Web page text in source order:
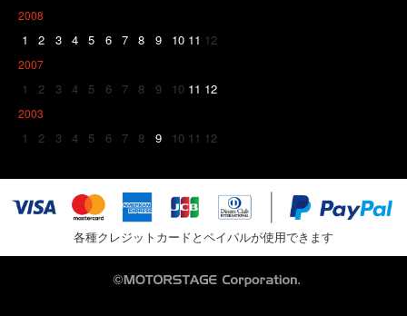
2008
1 2 3 4 5 6 7 8 9 10 11 12
2007
1 2 3 4 5 6 7 8 9 10 11 12
2003
1 2 3 4 5 6 7 8 9 10 11 12
各種クレジットカードとペイパルが使用できます